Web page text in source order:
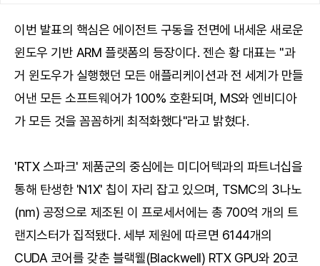
이번 발표의 핵심은 에이전트 구동을 전면에 내세운 새로운
윈도우 기반 ARM 플랫폼의 등장이다. 젠슨 황 대표는 "과
거 윈도우가 실행했던 모든 애플리케이션과 전 세계가 만들
어낸 모든 소프트웨어가 100% 호환되며, MS와 엔비디아
가 모든 것을 꼼꼼하게 최적화했다"라고 밝혔다.
'RTX 스파크' 제품군의 중심에는 미디어텍과의 파트너십을
통해 탄생한 'N1X' 칩이 자리 잡고 있으며, TSMC의 3나노
(nm) 공정으로 제조된 이 프로세서에는 총 700억 개의 트
랜지스터가 집적됐다. 세부 제원에 따르면 6144개의
CUDA 코어를 갖춘 블랙웰(Blackwell) RTX GPU와 20코